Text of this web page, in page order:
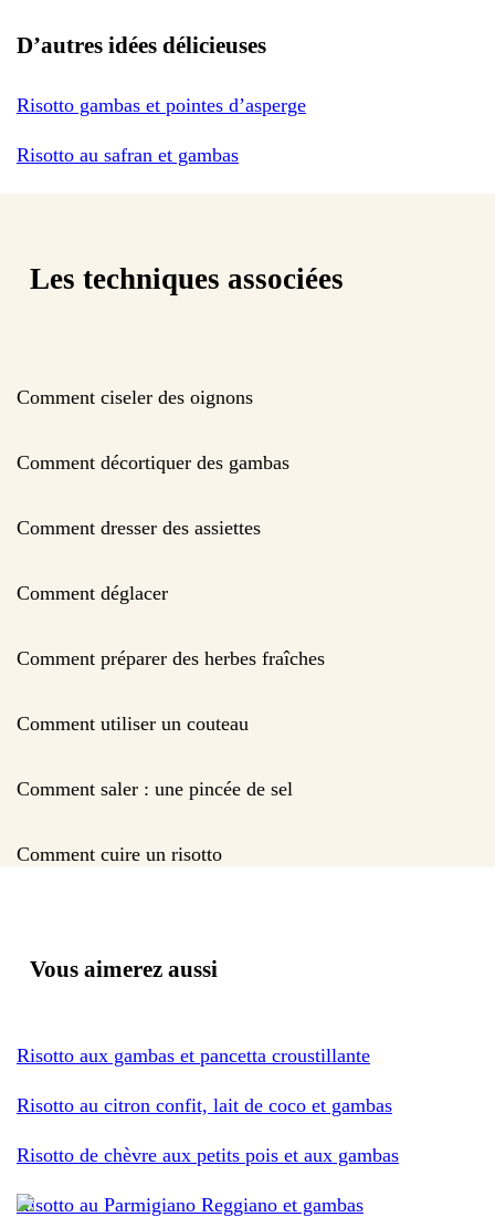
D’autres idées délicieuses
Risotto gambas et pointes d’asperge
Risotto au safran et gambas
Les techniques associées
Comment ciseler des oignons
Comment décortiquer des gambas
Comment dresser des assiettes
Comment déglacer
Comment préparer des herbes fraîches
Comment utiliser un couteau
Comment saler : une pincée de sel
Comment cuire un risotto
Vous aimerez aussi
Risotto aux gambas et pancetta croustillante
Risotto au citron confit, lait de coco et gambas
Risotto de chèvre aux petits pois et aux gambas
Risotto au Parmigiano Reggiano et gambas